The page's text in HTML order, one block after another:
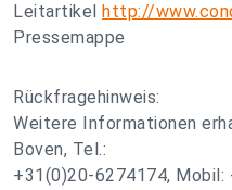
Leitartikel http://
Pressemappe
Rückfragehinweis:
Weitere Informationen
Boven, Tel.:
+31(0)20-6274174,